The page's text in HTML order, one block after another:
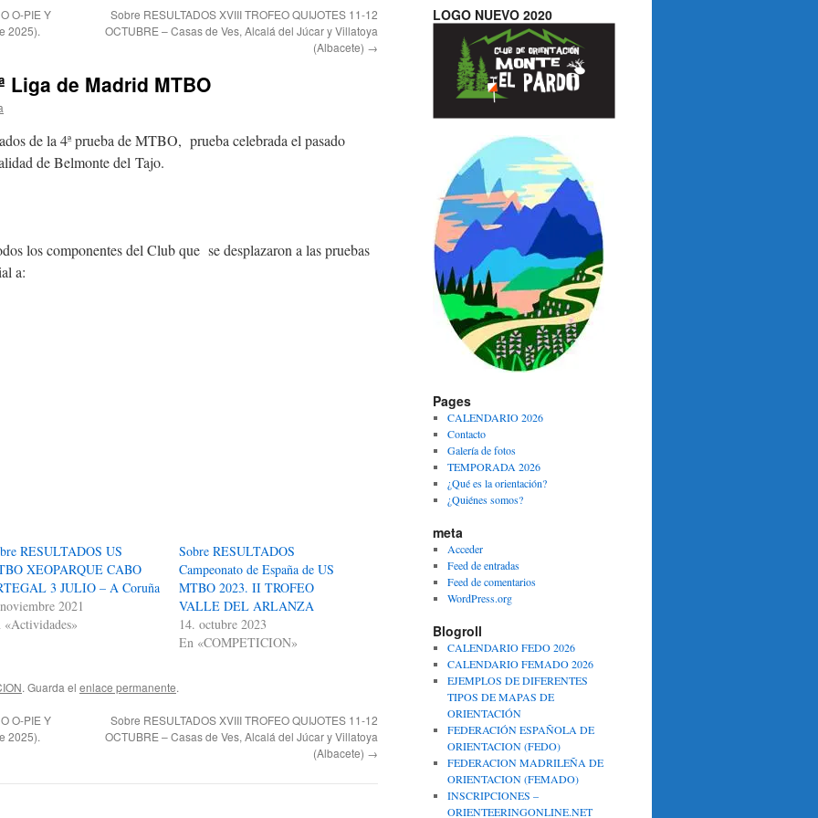
O-PIE Y
2025).
Sobre RESULTADOS XVIII TROFEO QUIJOTES 11-12
OCTUBRE – Casas de Ves, Alcalá del Júcar y Villatoya
(Albacete) →
Liga de Madrid MTBO
de la 4ª prueba de MTBO, prueba celebrada el pasado
de Belmonte del Tajo.
los componentes del Club que se desplazaron a las pruebas
a:
RESULTADOS US
XEOPARQUE CABO
3 JULIO – A Coruña
2021
«Actividades»
Sobre RESULTADOS
Campeonato de España de US
MTBO 2023. II TROFEO
VALLE DEL ARLANZA
14. octubre 2023
En «COMPETICION»
. Guarda el enlace permanente.
O-PIE Y
2025).
Sobre RESULTADOS XVIII TROFEO QUIJOTES 11-12
OCTUBRE – Casas de Ves, Alcalá del Júcar y Villatoya
(Albacete) →
LOGO NUEVO 2020
Pages
CALENDARIO 2026
Contacto
Galería de fotos
TEMPORADA 2026
¿Qué es la orientación?
¿Quiénes somos?
meta
Acceder
Feed de entradas
Feed de comentarios
WordPress.org
Blogroll
CALENDARIO FEDO 2026
CALENDARIO FEMADO 2026
EJEMPLOS DE DIFERENTES
TIPOS DE MAPAS DE
ORIENTACIÓN
FEDERACIÓN ESPAÑOLA DE
ORIENTACION (FEDO)
FEDERACION MADRILEÑA DE
ORIENTACION (FEMADO)
INSCRIPCIONES –
ORIENTEERINGONLINE.NET